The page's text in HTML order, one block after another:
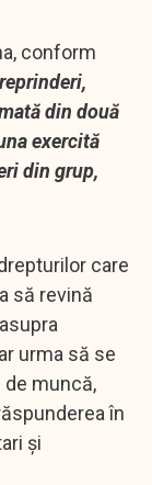
conform
din două
exercită
din grup,
care
să revină
urma să se
muncă,
în
și